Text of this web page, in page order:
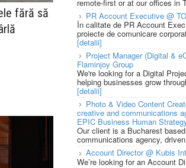
fără să
remote-first or at our offices in
PR Account Executive @
În calitate de PR Account
proiecte de comunicare
[detalii]
Project Manager (Digital &
Flaminjoy Group
We're looking for a Digital
helping businesses grow
[detalii]
Photo & Video Content
creative and communications
EPIC Business Human
Our client is a Bucharest
communications agency,
Account Director @ Kubis
We’re looking for an Account